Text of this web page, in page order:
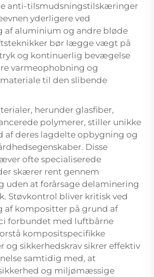
anti-tilsmudsningstilskæringer
yderligere ved
af aluminium og andre bløde
bør lægge vægt på
og kontinuerlig bevægelse
varmeophobning og
til den slibende
herunder glasfiber,
polymerer, stiller unikke
af deres lagdelte opbygning og
Disse
ofte specialiserede
skærer rent gennem
uden at forårsage delaminering
Støvkontrol bliver kritisk ved
af kompositter på grund af
forbundet med luftbårne
kompositspecifikke
og sikkerhedskrav sikrer effektiv
samtidig med, at
og miljømæssige